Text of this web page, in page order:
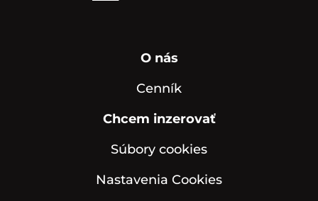
O nás
Cenník
Chcem inzerovať
Súbory cookies
Nastavenia Cookies